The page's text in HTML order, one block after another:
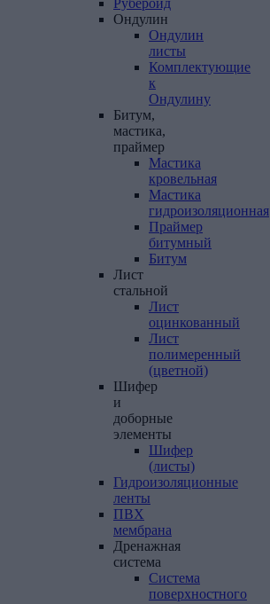
Рубероид
Ондулин
Ондулин
листы
Комплектующие
к
Ондулину
Битум,
мастика,
праймер
Мастика
кровельная
Мастика
гидроизоляционная
Праймер
битумный
Битум
Лист
стальной
Лист
оцинкованный
Лист
полимеренный
(цветной)
Шифер
и
доборные
элементы
Шифер
(листы)
Гидроизоляционные
ленты
ПВХ
мембрана
Дренажная
система
Система
поверхностного